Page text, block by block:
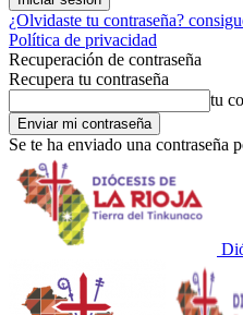
¿Olvidaste tu contraseña?
Política de privacidad
Recuperación de contraseña
Recupera tu contraseña
tu
Se te ha enviado una contraseña